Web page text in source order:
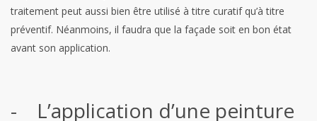
traitement peut aussi bien être utilisé à titre curatif qu’à titre
préventif. Néanmoins, il faudra que la façade soit en bon état
avant son application.
- L’application d’une peinture